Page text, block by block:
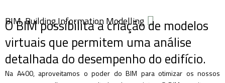
BIM, Building Information Modelling
O BIM possibilita a criação de modelos
virtuais que permitem uma análise
detalhada do desempenho do edifício.
Na A400, aproveitamos o poder do BIM para otimizar os nossos